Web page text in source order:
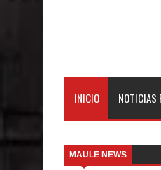
Banda
Mario
INICIO NOTICIAS
MAULE NEWS